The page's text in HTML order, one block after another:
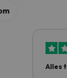
Alles